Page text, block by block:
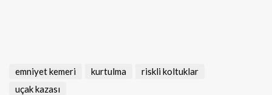
emniyet kemeri kurtulma
riskli koltuklar
uçak kazası